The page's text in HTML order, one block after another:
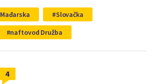
Mađarska
Slovačka
naftovod Družba
4